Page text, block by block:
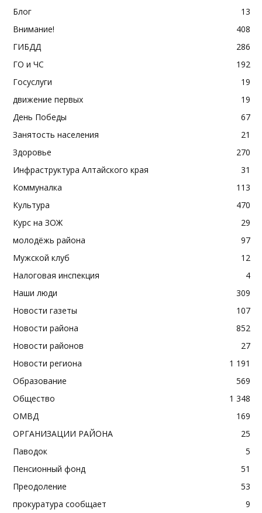
Блог
13
Внимание!
408
ГИБДД
286
ГО и ЧС
192
Госуслуги
19
движение первых
19
День Победы
67
Занятость населения
21
Здоровье
270
Инфраструктура Алтайского края
31
Коммуналка
113
Культура
470
Курс на ЗОЖ
29
молодёжь района
97
Мужской клуб
12
Налоговая инспекция
4
Наши люди
309
Новости газеты
107
Новости района
852
Новости районов
27
Новости региона
1 191
Образование
569
Общество
1 348
ОМВД
169
ОРГАНИЗАЦИИ РАЙОНА
25
Паводок
5
Пенсионный фонд
51
Преодоление
53
прокуратура сообщает
9